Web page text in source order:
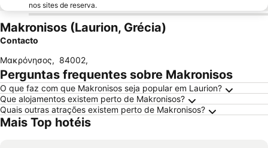
nos sites de reserva.
Makronisos (Laurion, Grécia)
Contacto
Μακρόνησος, 84002,
Perguntas frequentes sobre Makronisos
O que faz com que Makronisos seja popular em Laurion?
Que alojamentos existem perto de Makronisos?
Quais outras atrações existem perto de Makronisos?
Mais Top hotéis